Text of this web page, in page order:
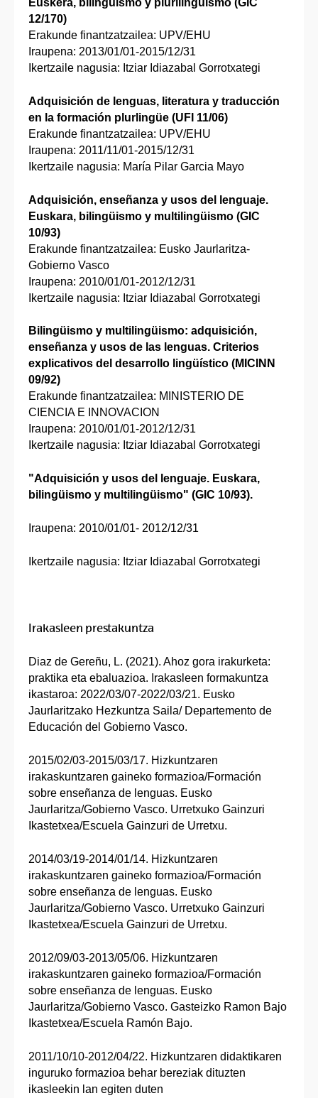
12/170)
Erakunde finantzatzailea: UPV/EHU
Iraupena: 2013/01/01-2015/12/31
Ikertzaile nagusia: Itziar Idiazabal Gorrotxategi
Adquisición de lenguas, literatura y traducción
en la formación plurlingüe (UFI 11/06)
Erakunde finantzatzailea: UPV/EHU
Iraupena: 2011/11/01-2015/12/31
Ikertzaile nagusia: María Pilar Garcia Mayo
Adquisición, enseñanza y usos del lenguaje.
Euskara, bilingüismo y multilingüismo (GIC
10/93)
Erakunde finantzatzailea: Eusko Jaurlaritza-
Gobierno Vasco
Iraupena: 2010/01/01-2012/12/31
Ikertzaile nagusia: Itziar Idiazabal Gorrotxategi
Bilingüismo y multilingüismo: adquisición,
enseñanza y usos de las lenguas. Criterios
explicativos del desarrollo lingüístico (MICINN
09/92)
Erakunde finantzatzailea: MINISTERIO DE
CIENCIA E INNOVACION
Iraupena: 2010/01/01-2012/12/31
Ikertzaile nagusia: Itziar Idiazabal Gorrotxategi
"Adquisición y usos del lenguaje. Euskara,
bilingüismo y multilingüismo" (GIC 10/93).
Iraupena: 2010/01/01- 2012/12/31
Ikertzaile nagusia: Itziar Idiazabal Gorrotxategi
Irakasleen prestakuntza
Diaz de Gereñu, L. (2021). Ahoz gora irakurketa:
praktika eta ebaluazioa. Irakasleen formakuntza
ikastaroa: 2022/03/07-2022/03/21. Eusko
Jaurlaritzako Hezkuntza Saila/ Departemento de
Educación del Gobierno Vasco.
2015/02/03-2015/03/17. Hizkuntzaren
irakaskuntzaren gaineko formazioa/Formación
sobre enseñanza de lenguas. Eusko
Jaurlaritza/Gobierno Vasco. Urretxuko Gainzuri
Ikastetxea/Escuela Gainzuri de Urretxu.
2014/03/19-2014/01/14. Hizkuntzaren
irakaskuntzaren gaineko formazioa/Formación
sobre enseñanza de lenguas. Eusko
Jaurlaritza/Gobierno Vasco. Urretxuko Gainzuri
Ikastetxea/Escuela Gainzuri de Urretxu.
2012/09/03-2013/05/06. Hizkuntzaren
irakaskuntzaren gaineko formazioa/Formación
sobre enseñanza de lenguas. Eusko
Jaurlaritza/Gobierno Vasco. Gasteizko Ramon Bajo
Ikastetxea/Escuela Ramón Bajo.
2011/10/10-2012/04/22. Hizkuntzaren didaktikaren
inguruko formazioa behar bereziak dituzten
ikasleekin lan egiten duten